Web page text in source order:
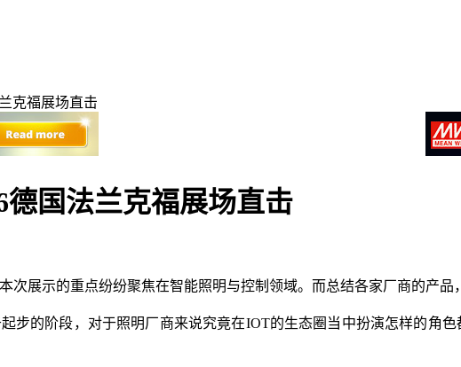
克福展场直击
德国法兰克福展场直击
次展示的重点纷纷聚焦在智能照明与控制领域。而总结各家厂商的产品
步的阶段，对于照明厂商来说究竟在IOT的生态圈当中扮演怎样的角